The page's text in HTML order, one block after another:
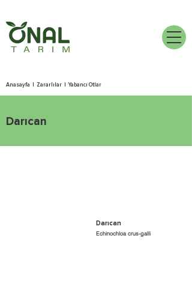
Anasayfa Zararlılar Yabancı Otlar
Darıcan
Darıcan
Echinochloa crus-galli